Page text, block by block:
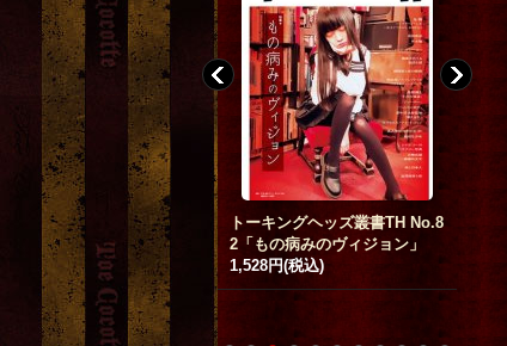
in the music room
B.]
(税込)
トーキングヘッズ叢書TH No.8
2「もの病みのヴィジョン」
1,528円(税込)
4「